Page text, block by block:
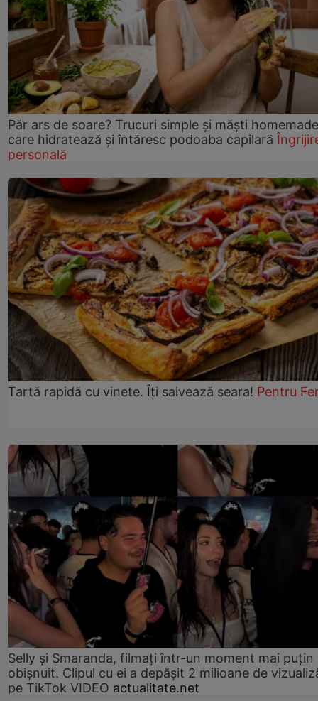
Păr ars de soare? Trucuri simple și măști homemade
care hidratează și întăresc podoaba capilară
personală
Tartă rapidă cu vinete. Îți salvează seara! Pentru
Selly și Smaranda, filmați într-un moment mai puțin
obișnuit. Clipul cu ei a depășit 2 milioane de
pe TikTok VIDEO actualitate.net